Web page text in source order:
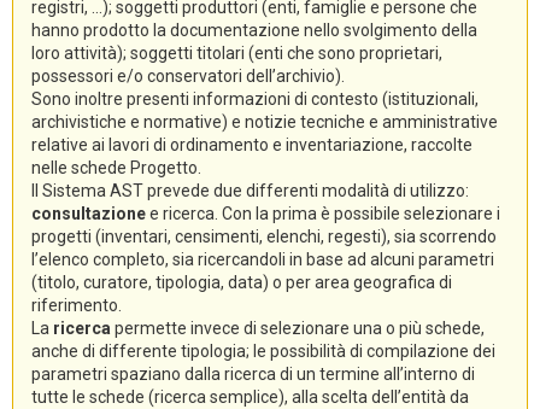
registri, ...); soggetti produttori (enti, famiglie e persone che
hanno prodotto la documentazione nello svolgimento della
loro attività); soggetti titolari (enti che sono proprietari,
possessori e/o conservatori dell’archivio).
Sono inoltre presenti informazioni di contesto (istituzionali,
archivistiche e normative) e notizie tecniche e amministrative
relative ai lavori di ordinamento e inventariazione, raccolte
nelle schede Progetto.
Il Sistema AST prevede due differenti modalità di utilizzo:
consultazionee ricerca. Con la prima è possibile selezionare i
progetti (inventari, censimenti, elenchi, regesti), sia scorrendo
l’elenco completo, sia ricercandoli in base ad alcuni parametri
(titolo, curatore, tipologia, data) o per area geografica di
riferimento.
La ricerca permette invece di selezionare una o più schede,
anche di differente tipologia; le possibilità di compilazione dei
parametri spaziano dalla ricerca di un termine all’interno di
tutte le schede (ricerca semplice), alla scelta dell’entità da